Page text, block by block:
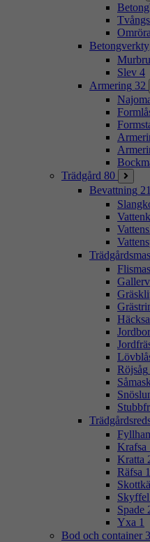
Slev 4
Armering 32
Trädgård 80
Bevattning 21
Röjsåg
Krafsa
Kratta
Räfsa 1
Skyffel
Spade
Yxa 1
Bod och container